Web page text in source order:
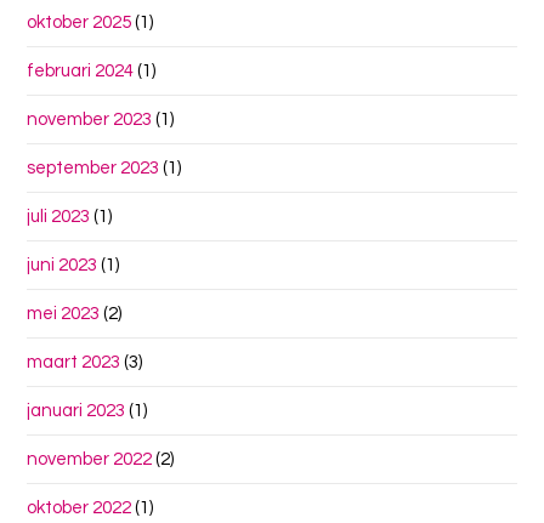
oktober 2025 (1)
februari 2024 (1)
november 2023 (1)
september 2023 (1)
juli 2023 (1)
juni 2023 (1)
mei 2023 (2)
maart 2023 (3)
januari 2023 (1)
november 2022 (2)
oktober 2022 (1)